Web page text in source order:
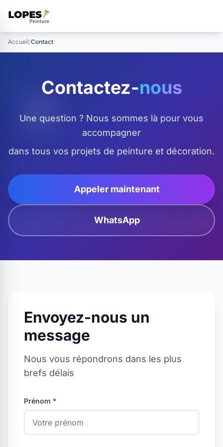
Accueil/Contact
Contactez-nous
Une question ? Nous sommes là pour vous
accompagner
dans tous vos projets de peinture et décoration.
Appeler maintenant
WhatsApp
Envoyez-nous un
message
Nous vous répondrons dans les plus
brefs délais
Prénom *